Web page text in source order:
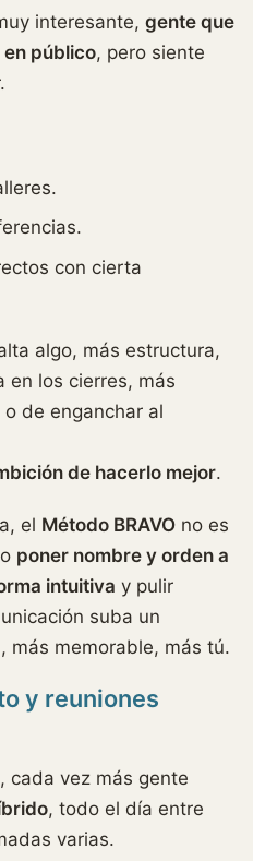
interesante, gente que
público, pero siente
con cierta
algo, más estructura,
en los cierres, más
de enganchar al
de hacerlo mejor.
el Método BRAVO no es
poner nombre y orden a
intuitiva y pulir
suba un
más memorable, más tú.
y reuniones
cada vez más gente
, todo el día entre
varias.